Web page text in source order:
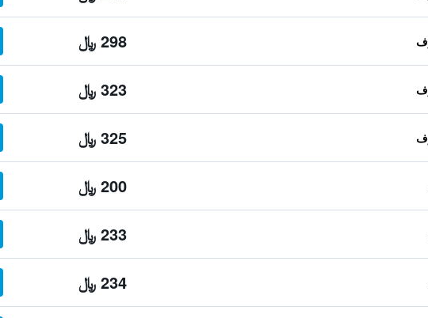
298 ﷼
323 ﷼
325 ﷼
200 ﷼
233 ﷼
234 ﷼